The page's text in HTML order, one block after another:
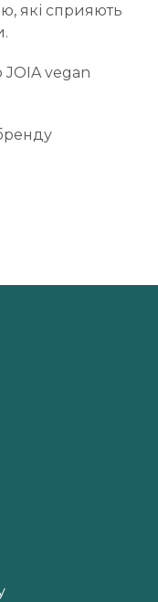
які сприяють
vegan